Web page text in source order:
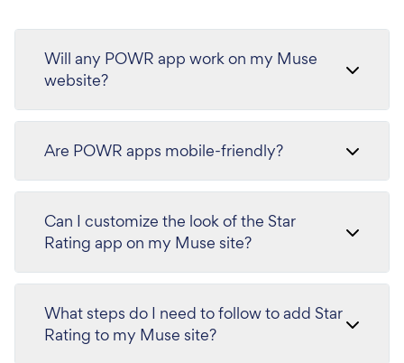
Will any POWR app work on my Muse
website?
Are POWR apps mobile-friendly?
Can I customize the look of the Star
Rating app on my Muse site?
What steps do I need to follow to add Star
Rating to my Muse site?